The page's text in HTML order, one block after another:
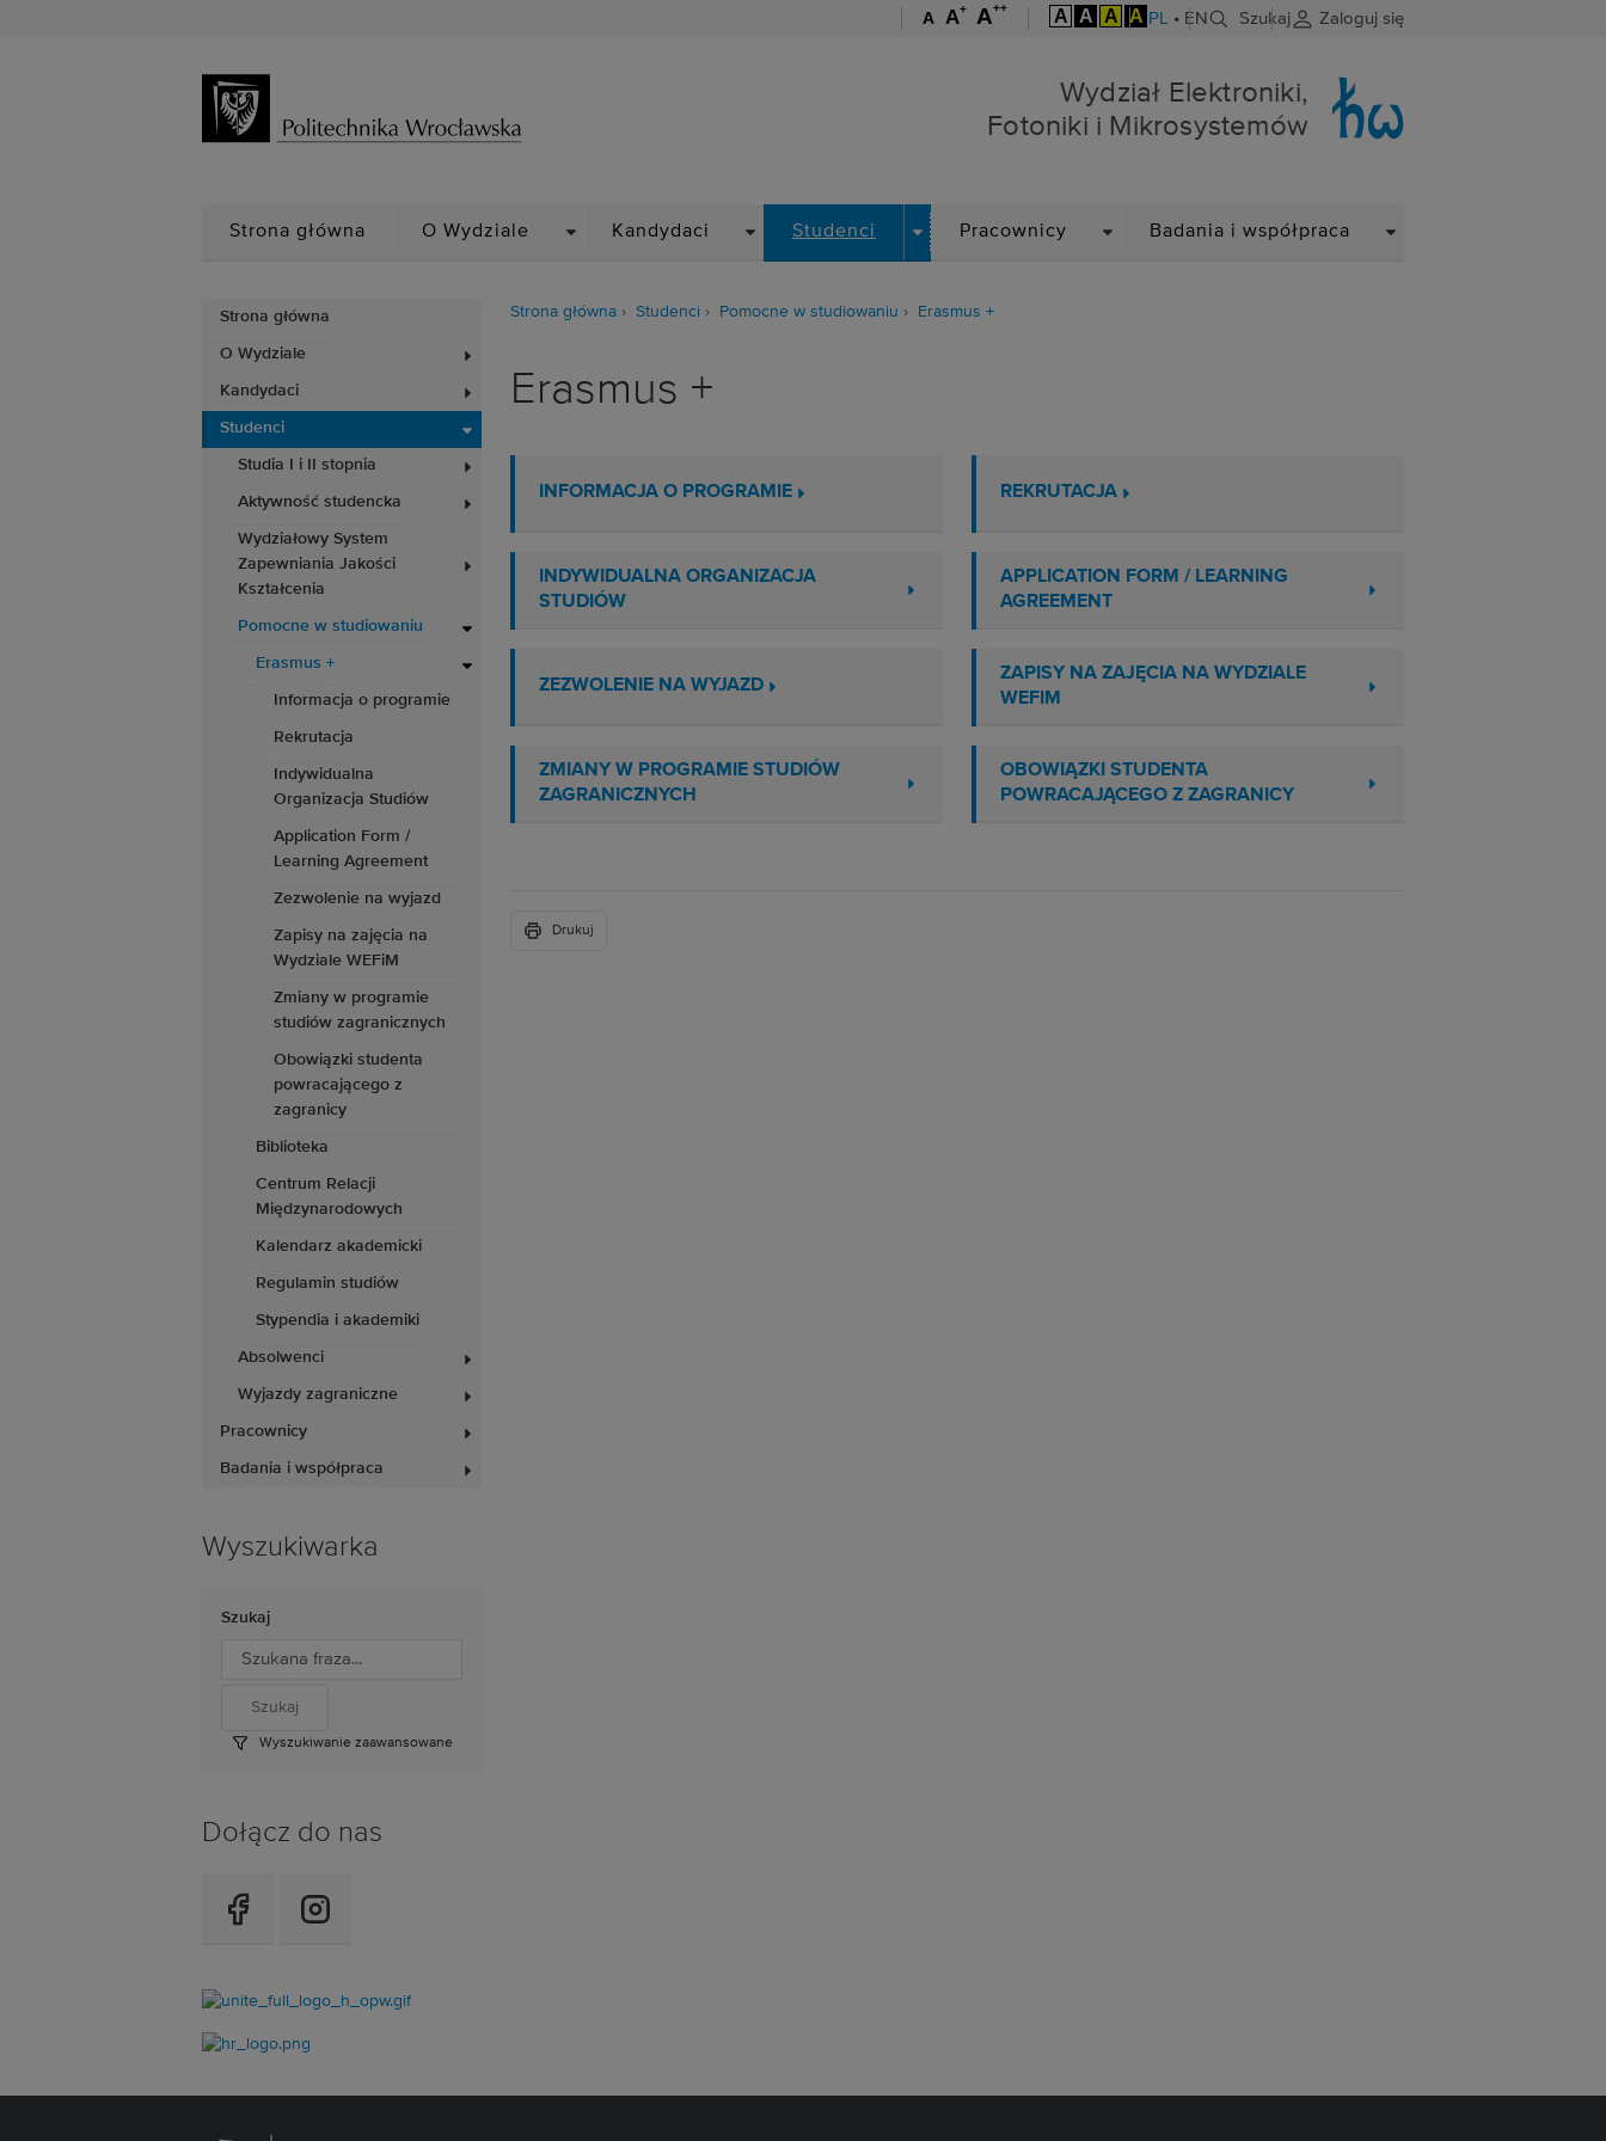
A A+ A++ A A A A PL • EN Szukaj Zaloguj się
Wydział Elektroniki, Fotoniki i Mikrosystemów
Wydział Elektroniki,
Fotoniki i Mikrosystemów
Strona główna O Wydziale Kandydaci Studenci
DROPDOWN
Pracownicy Badania i współpraca
Strona główna
O Wydziale
Kandydaci
Studenci
Studia I i II stopnia
Aktywność studencka
Wydziałowy System
Zapewniania Jakości
Kształcenia
Pomocne w studiowaniu
Erasmus +
Informacja o programie
Rekrutacja
Indywidualna
Organizacja Studiów
Application Form /
Learning Agreement
Zezwolenie na wyjazd
Zapisy na zajęcia na
Wydziale WEFiM
Zmiany w programie
studiów zagranicznych
Obowiązki studenta
powracającego z
zagranicy
Biblioteka
Centrum Relacji
Międzynarodowych
Kalendarz akademicki
Regulamin studiów
Stypendia i akademiki
Absolwenci
Wyjazdy zagraniczne
Pracownicy
Badania i współpraca
Wyszukiwarka
Szukaj
Wyszukiwanie zaawansowane
Dołącz do nas
Strona główna Studenci Pomocne w studiowaniu Erasmus +
Erasmus +
INFORMACJA O PROGRAMIE REKRUTACJA
INDYWIDUALNA ORGANIZACJA
STUDIÓW
APPLICATION FORM / LEARNING
AGREEMENT
ZEZWOLENIE NA WYJAZD
ZAPISY NA ZAJĘCIA NA WYDZIALE
WEFIM
ZMIANY W PROGRAMIE STUDIÓW
ZAGRANICZNYCH
OBOWIĄZKI STUDENTA
POWRACAJĄCEGO Z ZAGRANICY
Drukuj